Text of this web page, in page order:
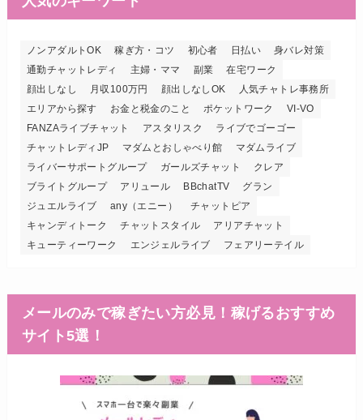
ノンアダルトOK 稼ぎ方・コツ 初心者 日払い
身バレ対策
通勤チャットレディ
主婦・ママ 副業
在宅ワーク
顔出しなし
月収100万円 顔出しなしOK
人気チャトレ事務所
エリアから探す
お金と税金のこと ポケットワーク
VI-VO
FANZAライブチャット
アスタリスク
ライブでゴーゴー
チャットレディJP
マダムとおしゃべり館
マダムライブ
ライバーサポートグループ
ガールズチャット
クレア
ブライトグループ
アリュール BBchatTV
グラン
ジュエルライブ
any（エニー）
チャットピア
キャンディトーク
チャットスタイル
アリアチャット
キューティーワーク
エンジェルライブ フェアリーテイル
メールのみで稼ぎたい方必見！稼げるおすすめ
サイト5選！